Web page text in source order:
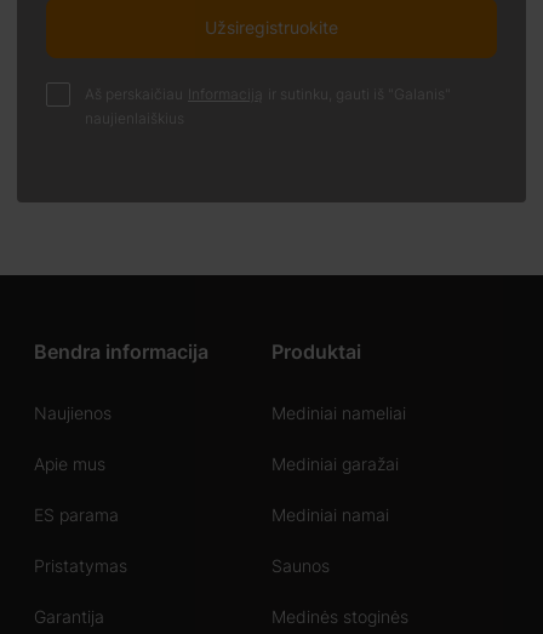
Užsiregistruokite
Aš perskaičiau Informaciją
ir sutinku, gauti iš "Galanis"
naujienlaiškius
Bendra informacija
Naujienos
Apie mus
ES parama
Pristatymas
Garantija
Produktai
Mediniai nameliai
Mediniai garažai
Mediniai namai
Saunos
Medinės stoginės